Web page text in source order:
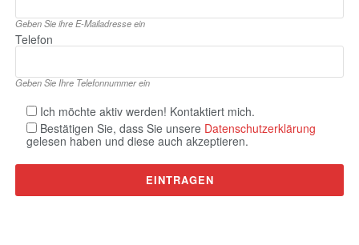
Geben Sie ihre E‑Mailadresse ein
Telefon
Geben Sie Ihre Telefonnummer ein
Ich möchte aktiv werden! Kontaktiert mich.
Bestätigen Sie, dass Sie unsere Datenschutzerklärung
gelesen haben und diese auch akzeptieren.